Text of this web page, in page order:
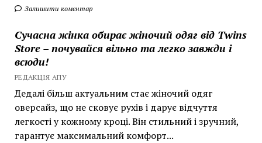
Залишити коментар
Сучасна жінка обирає жіночий одяг від Twins
Store – почувайся вільно та легко завжди і
всюди!
РЕДАКЦІЯ АПУ
Дедалі більш актуальним стає жіночий одяг
оверсайз, що не сковує рухів і дарує відчуття
легкості у кожному кроці. Він стильний і зручний,
гарантує максимальний комфорт...